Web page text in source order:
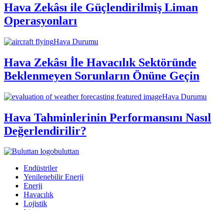
Hava Zekâsı ile Güçlendirilmiş Liman
Operasyonları
Hava Durumu
Hava Zekâsı İle Havacılık Sektöründe
Beklenmeyen Sorunların Önüne Geçin
Hava Durumu
Hava Tahminlerinin Performansını Nasıl
Değerlendirilir?
buluttan
Endüstriler
Yenilenebilir Enerji
Enerji
Havacılık
Lojistik